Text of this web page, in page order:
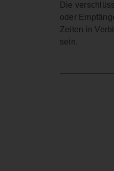
Die
oder
Zeiten in
sein.